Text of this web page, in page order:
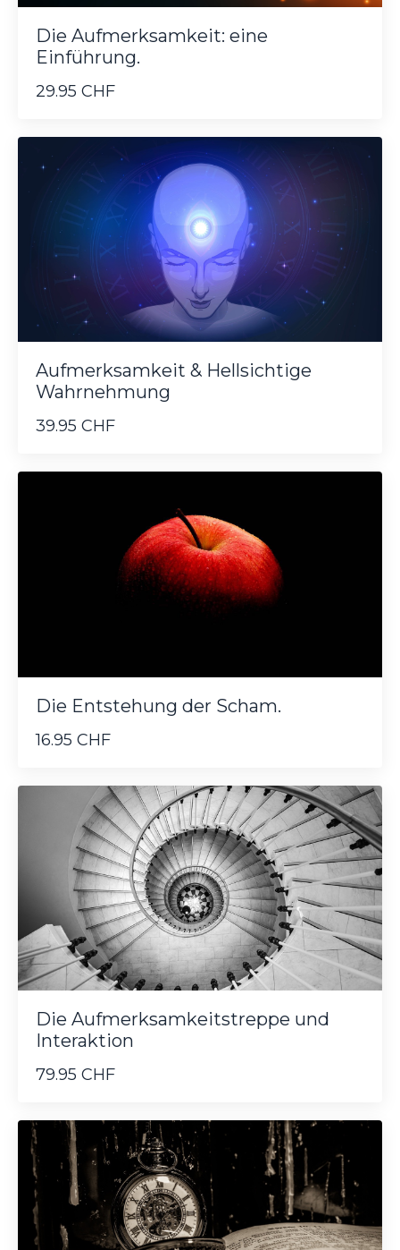
Die Aufmerksamkeit: eine
Einführung.
29.95 CHF
Aufmerksamkeit & Hellsichtige
Wahrnehmung
39.95 CHF
Die Entstehung der Scham.
16.95 CHF
Die Aufmerksamkeitstreppe und
Interaktion
79.95 CHF